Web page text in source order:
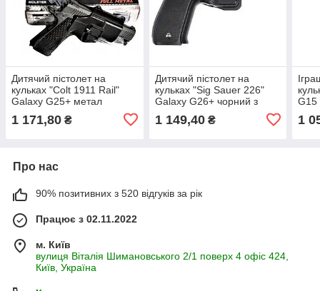
Дитячий пістолет на
кульках "Colt 1911 Rail"
Galaxy G25+ метал
1 171,80 ₴
Дитячий пістолет на
кульках "Sig Sauer 226"
Galaxy G26+ чорний з
1 149,40₴
G15
1
Про нас
90% позитивних з 520 відгуків за рік
Працює з 02.11.2022
м. Київ
вулиця Віталія Шимановського 2/1 поверх 4 офіс 424,
Київ, Україна